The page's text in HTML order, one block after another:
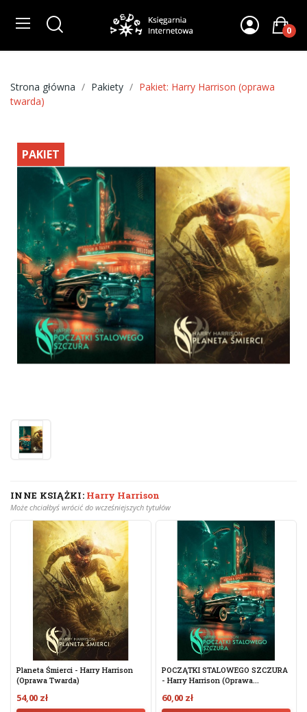
0
Strona główna Pakiety
Pakiet: Harry Harrison (oprawa
twarda)
PAKIET
INNE KSIĄŻKI: Harry Harrison
Może chciałbyś wrócić do wcześniejszych tytułów
Planeta Śmierci - Harry Harrison
(oprawa Twarda)
54,00 zł
POCZĄTKI STALOWEGO SZCZURA
- Harry Harrison (oprawa...
60,00 zł